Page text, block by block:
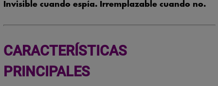
Invisible cuando espía. Irremplazable cuando no.
CARACTERÍSTICAS
PRINCIPALES